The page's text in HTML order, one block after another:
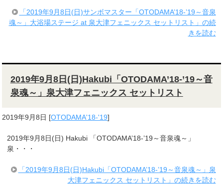
「2019年9月8日(日)サンボマスター「OTODAMA’18-’19～音泉
魂～」大浴場ステージ at 泉大津フェニックス セットリスト」の続
きを読む
2019年9月8日(日)Hakubi「OTODAMA’18-’19～音
泉魂～」泉大津フェニックス セットリスト
2019年9月8日 [OTODAMA'18-'19]
2019年9月8日(日) Hakubi 「OTODAMA’18-’19～音泉魂～」
泉・・・
「2019年9月8日(日)Hakubi「OTODAMA’18-’19～音泉魂～」泉
大津フェニックス セットリスト」の続きを読む